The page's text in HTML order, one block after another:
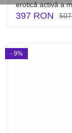
erotică activă a
397 RON
- 9%